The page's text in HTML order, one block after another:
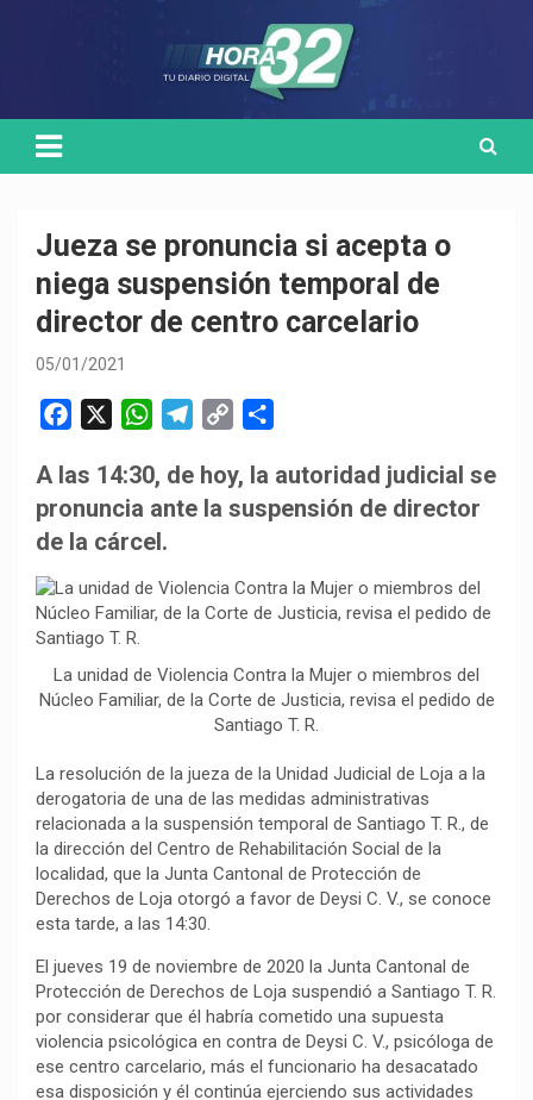
Jueza se pronuncia si acepta o
niega suspensión temporal de
director de centro carcelario
05/01/2021
c
e
b
o
k
W
a
t
s
p
l
e
a
p
y
n
m
p
t
A las 14:30, de hoy, la autoridad judicial se
pronuncia ante la suspensión de director
de la cárcel.
La unidad de Violencia Contra la Mujer o miembros del
Núcleo Familiar, de la Corte de Justicia, revisa el pedido de
Santiago T. R.
La resolución de la jueza de la Unidad Judicial de Loja a la
derogatoria de una de las medidas administrativas
relacionada a la suspensión temporal de Santiago T. R., de
la dirección del Centro de Rehabilitación Social de la
localidad, que la Junta Cantonal de Protección de
Derechos de Loja otorgó a favor de Deysi C. V., se conoce
esta tarde, a las 14:30.
El jueves 19 de noviembre de 2020 la Junta Cantonal de
Protección de Derechos de Loja suspendió a Santiago T. R.
por considerar que él habría cometido una supuesta
violencia psicológica en contra de Deysi C. V., psicóloga de
ese centro carcelario, más el funcionario ha desacatado
esa disposición y él continúa ejerciendo sus actividades